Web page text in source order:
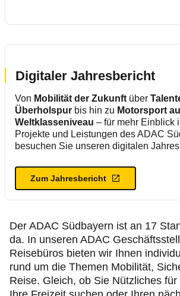
Digitaler Jahresbericht
Von Mobilität der Zukunft über
Überholspur bis hin zu Motorsport
Weltklasseniveau – für mehr Einblick
Projekte und Leistungen des ADAC
besuchen Sie unseren digitalen
Zum Jahresbericht
Der ADAC Südbayern ist an 17
da. In unseren ADAC
Reisebüros bieten wir Ihnen
rund um die Themen Mobilität,
Reise. Gleich, ob Sie Nützliches für